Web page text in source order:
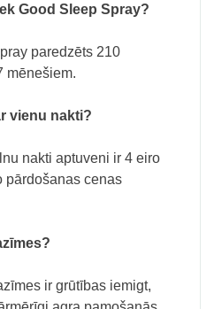
Good Sleep Spray?
paredzēts 210
mēnešiem.
vienu nakti?
nakti aptuveni ir 4 eiro
pārdošanas cenas
ir grūtības iemigt,